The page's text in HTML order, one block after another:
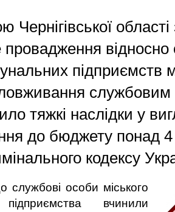
Чернігівської
провадження відносно
підприємств
тяжкі наслідки у
до бюджету понад
кодексу
службові особи міського
вчинили